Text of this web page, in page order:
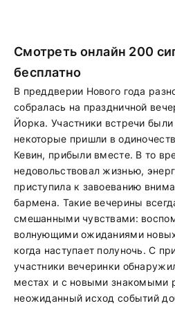
Смотреть онлайн 200
бесплатно
В преддверии Нового года
собралась на праздничной
Йорка. Участники встречи
некоторые пришли в
Кевин, прибыли вместе. В то
недовольствовал жизнью,
приступила к завоеванию
бармена. Такие вечерины
смешанными чувствами:
волнующими ожиданиями
когда наступает полуночь. С
участники вечеринки
местах и с новыми знакомыми
неожиданный исход событий